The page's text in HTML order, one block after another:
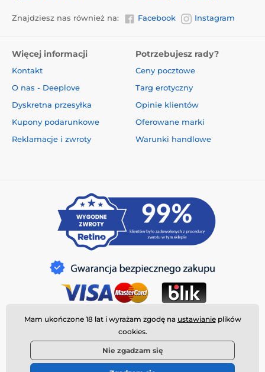
Znajdziesz nas również na: Facebook Instagram
Więcej informacji
Kontakt
O nas - Deeplove
Dyskretna przesyłka
Kupony podarunkowe
Reklamacje i zwroty
Potrzebujesz rady?
Ceny pocztowe
Targ erotyczny
Opinie klientów
Oferowane marki
Warunki handlowe
Mam ukończone 18 lat i wyrażam zgodę na ustawianieplików
cookies.
Nie zgadzam się